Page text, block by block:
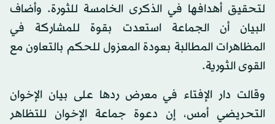
لتحقيق أهدافها في الذكرى الخامسة للثورة. وأضاف
البيان أن الجماعة استعدت بقوة للمشاركة في
المظاهرات المطالبة بعودة المعزول للحكم بالتعاون مع
القوى الثورية.
وقالت دار الإفتاء في معرض ردها على بيان الإخوان
التحريضي أمس، إن دعوة جماعة الإخوان للتظاهر